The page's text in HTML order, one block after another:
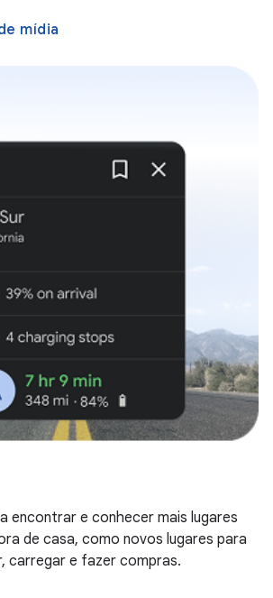
mídia
encontrar e conhecer mais lugares
de casa, como novos lugares para
carregar e fazer compras.